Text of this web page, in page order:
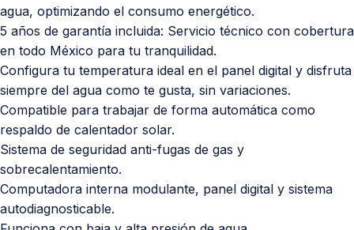
agua, optimizando el consumo energético.
5 años de garantía incluida: Servicio técnico con cobertura
en todo México para tu tranquilidad.
Configura tu temperatura ideal en el panel digital y disfruta
siempre del agua como te gusta, sin variaciones.
Compatible para trabajar de forma automática como
respaldo de calentador solar.
Sistema de seguridad anti-fugas de gas y
sobrecalentamiento.
Computadora interna modulante, panel digital y sistema
autodiagnosticable.